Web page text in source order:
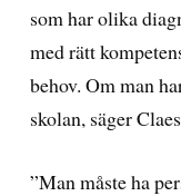
som har olika
med rätt
behov. Om man
skolan, säger
”Man måste ha